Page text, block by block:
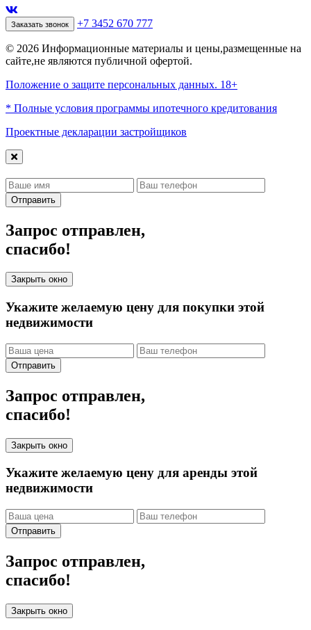
Заказать звонок +7 3452 670 777
© 2026 Информационные материалы и цены,размещенные на
сайте,не являются публичной офертой.
Положение о защите персональных данных. 18+
* Полные условия программы ипотечного кредитования
Проектные декларации застройщиков
Отправить
Запрос отправлен,
спасибо!
Закрыть окно
Укажите желаемую цену для покупки этой
недвижимости
Отправить
Запрос отправлен,
спасибо!
Закрыть окно
Укажите желаемую цену для аренды этой
недвижимости
Отправить
Запрос отправлен,
спасибо!
Закрыть окно